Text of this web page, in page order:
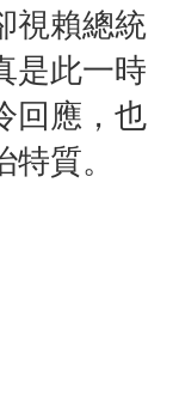
視賴總統
是此一時
回應，也
質。